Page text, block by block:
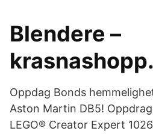
Blendere –
Oppdag Bonds
Aston Martin DB5!
LEGO® Creator Expert